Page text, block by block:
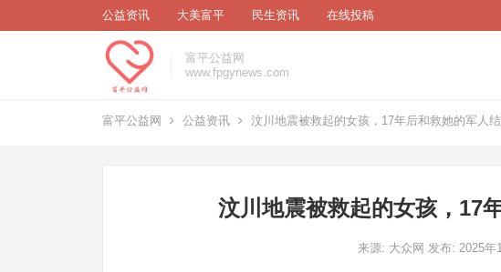
公益资讯 大美富平 民生资讯 在线投稿
富平公益网
www.fpgynews.com
富平公益网 公益资讯 汶川地震被救起的女孩，17年后和救她的军人
汶川地震被救起的女孩，17
来源: 大众网 发布: 2025年